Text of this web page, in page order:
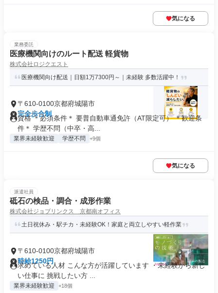
気になる
業務委託
医療機関向けのルート配送 軽貨物
株式会社ロジクエスト
医療機関向け配送｜日額1万7300円～｜未経験 多数活躍中！
〒610-0100京都府城陽市
完全歩合制
資格 ＊必須条件＊ 要普自動車通免許（AT限定可） ＊歓迎条
件＊ 学歴不問（中卒・高...
業界未経験歓迎 学歴不問 +9個
気になる
派遣社員
砥石の検品・調合・成形作業
株式会社ジョブリンクス 京都南オフィス
土日祝休み・駅チカ・未経験OK！家庭と両立しやすい軽作業
〒610-0100京都府城陽市
時給1250円
求めている人材 こんな方が活躍しています ・未経験から新し
い仕事に 挑戦したい方 ...
業界未経験歓迎 +18個